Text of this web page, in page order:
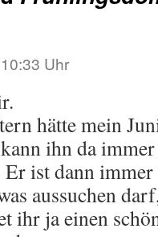
Uhr
hätte mein
ihn da
Er ist dann
aussuchen
ihr ja einen